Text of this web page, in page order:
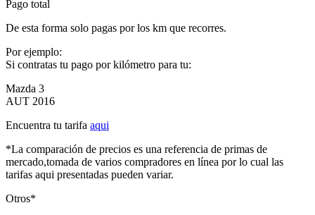
Pago total
De esta forma solo pagas por los km que recorres.
Por ejemplo:
Si contratas tu pago por kilómetro para tu:
Mazda 3
AUT 2016
Encuentra tu tarifa aqui
*La comparación de precios es una referencia de primas de
mercado,tomada de varios compradores en línea por lo cual las
tarifas aqui presentadas pueden variar.
Otros*